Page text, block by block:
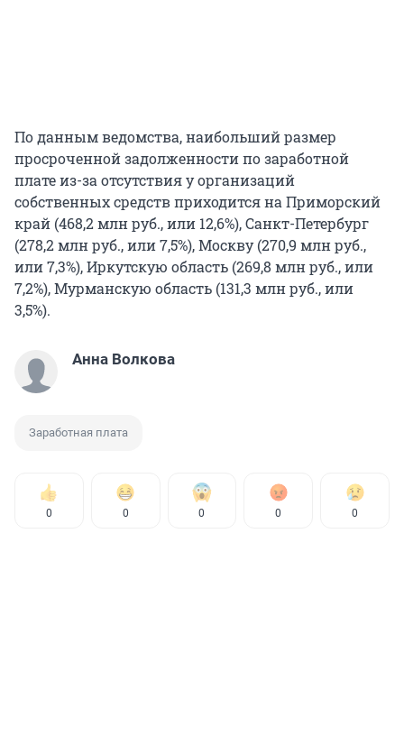
По данным ведомства, наибольший размер
просроченной задолженности по заработной
плате из-за отсутствия у организаций
собственных средств приходится на Приморский
край (468,2 млн руб., или 12,6%), Санкт-Петербург
(278,2 млн руб., или 7,5%), Москву (270,9 млн руб.,
или 7,3%), Иркутскую область (269,8 млн руб., или
7,2%), Мурманскую область (131,3 млн руб., или
3,5%).
Анна Волкова
Заработная плата
0 0 0 0 0